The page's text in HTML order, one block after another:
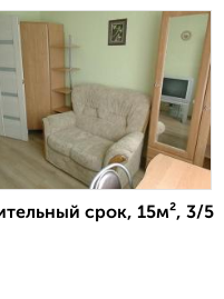
срок, 15м², 3/5